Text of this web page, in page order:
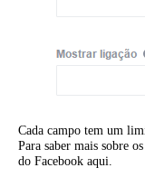
Cada campo tem um
Para saber mais sobre
do Facebook aqui.